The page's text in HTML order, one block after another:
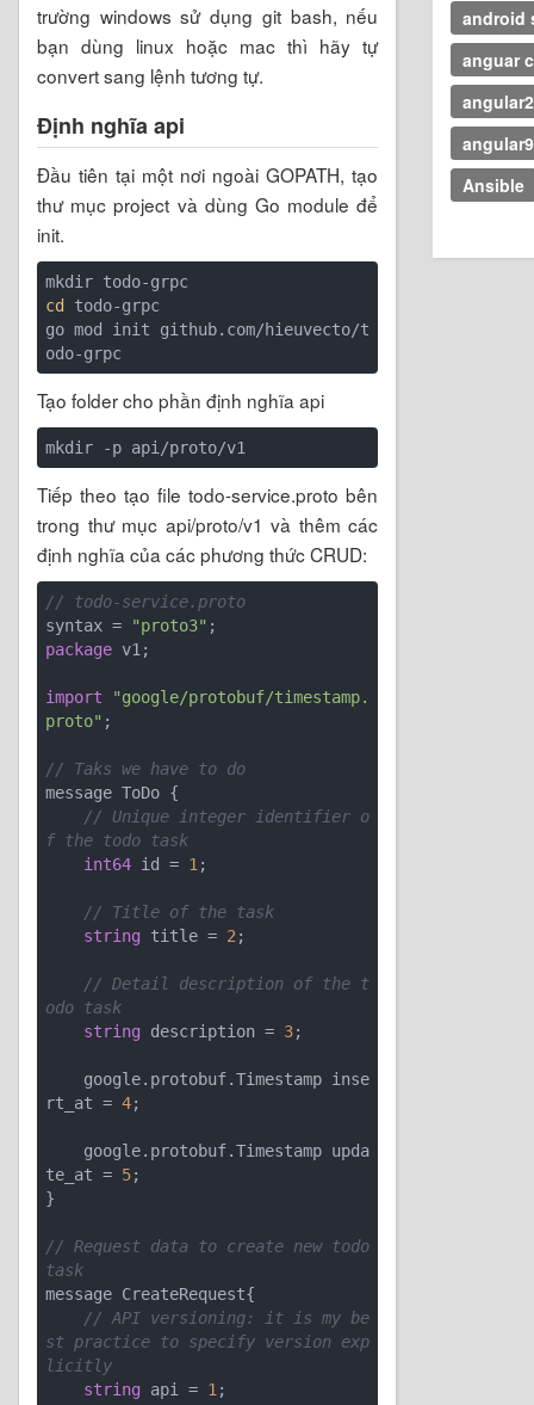
trường windows sử dụng git bash, nếu
bạn dùng linux hoặc mac thì hãy tự
convert sang lệnh tương tự.
Định nghĩa api
Đầu tiên tại một nơi ngoài GOPATH, tạo
thư mục project và dùng Go module để
init.
cd
todo-grpc
go mod init github.com/hieuvecto/t
Tạo folder cho phần định nghĩa api
Tiếp theo tạo file todo-service.proto bên
trong thư mục api/proto/v1 và thêm các
định nghĩa của các phương thức CRUD:
// todo-service.proto
syntax =
"proto3"
package v1;
import
"google/protobuf/timestamp.
proto" ;
// Taks we have to do
message ToDo {
// Unique integer identifier o
f the todo task
int64 id = 1;
// Title of the task
string title = 2;
// Detail description of the t
odo task
string description = 3;
rt_at = 4;
te_at = 5;
}
// Request data to create new todo
task
message CreateRequest{
// API versioning: it is my be
st practice to specify version exp
licitly
string api = 1;
android
anguar
angular2
angular9
Ansible